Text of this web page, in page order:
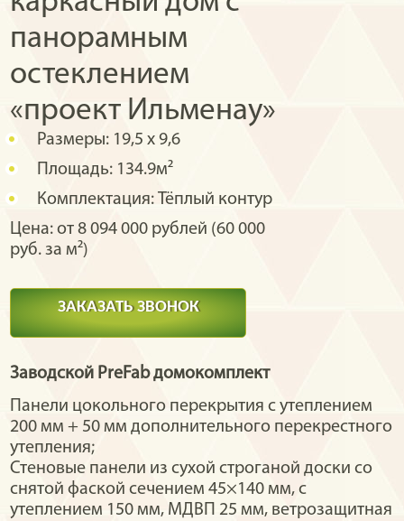
панорамным
остеклением
«проект Ильменау»
Размеры: 19,5 х 9,6
Площадь: 134.9м²
Комплектация: Тёплый контур
Цена: от 8 094 000 рублей (60 000
руб. за м²)
ЗАКАЗАТЬ ЗВОНОК
Заводской PreFab домокомплект
Панели цокольного перекрытия с утеплением
200 мм + 50 мм дополнительного перекрестного
утепления;
Стеновые панели из сухой строганой доски со
снятой фаской сечением 45×140 мм, с
утеплением 150 мм, МДВП 25 мм, ветрозащитная